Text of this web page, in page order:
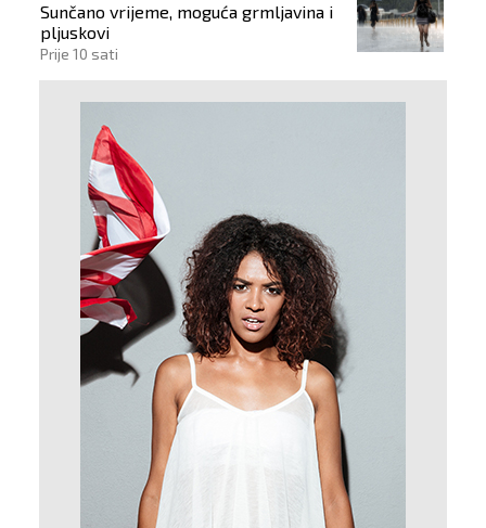
Sunčano vrijeme, moguća grmljavina i
pljuskovi
Prije 10 sati